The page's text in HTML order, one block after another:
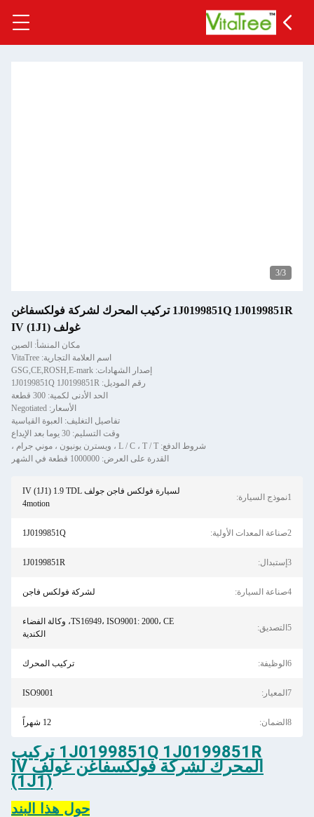
3/3
1J0199851Q 1J0199851R تركيب المحرك لشركة فولكسفاغن
غولف IV (1J1)
مكان المنشأ: الصين
اسم العلامة التجارية: VitaTree
إصدار الشهادات: GSG,CE,ROSH,E-mark
رقم الموديل: 1J0199851Q 1J0199851R
الحد الأدنى لكمية: 300 قطعة
الأسعار: Negotiated
تفاصيل التغليف: العبوة القياسية
وقت التسليم: 30 يوما بعد الإيداع
شروط الدفع: L / C ، T / T ، ويسترن يونيون ، موني جرام ،
القدرة على العرض: 1000000 قطعة في الشهر
1نموذج السيارة:
لسيارة فولكس فاجن جولف IV (1J1) 1.9 TDL
4motion
2صناعة المعدات الأولية: 1J0199851Q
3إستبدال: 1J0199851R
4صناعة السيارة: لشركة فولكس فاجن
5التصديق:
TS16949، ISO9001: 2000، CE، وكالة الفضاء
الكندية
6الوظيفة: تركيب المحرك
7المعيار: ISO9001
8الضمان: 12 شهراً
1J0199851Q 1J0199851R تركيب
المحرك لشركة فولكسفاغن غولف IV
(1J1)
حول هذا البند